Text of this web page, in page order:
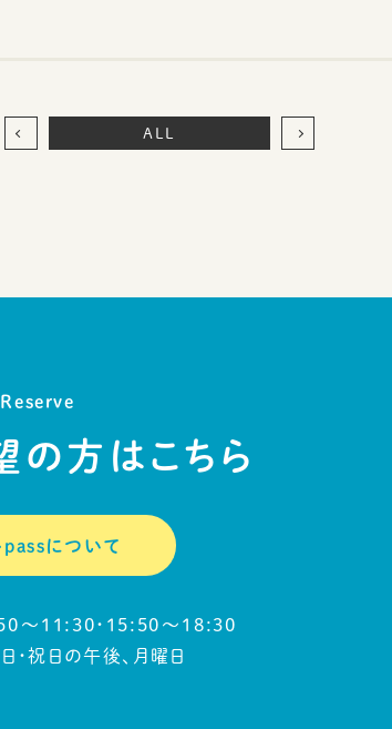
ALL
Reserve
の方はこちら
passについて
～11:30・15:50～18:30
・祝日の午後、月曜日